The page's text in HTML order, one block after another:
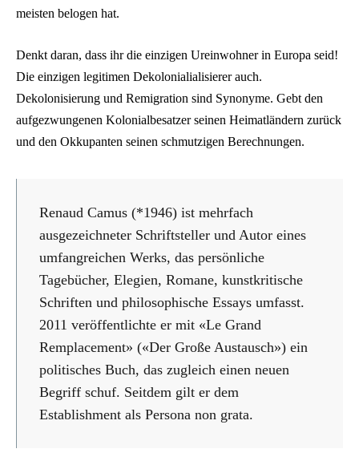
meisten belogen hat.
Denkt daran, dass ihr die einzigen Ureinwohner in Europa seid!
Die einzigen legitimen Dekolonialialisierer auch.
Dekolonisierung und Remigration sind Synonyme. Gebt den
aufgezwungenen Kolonialbesatzer seinen Heimatländern zurück
und den Okkupanten seinen schmutzigen Berechnungen.
Renaud Camus (*1946) ist mehrfach
ausgezeichneter Schriftsteller und Autor eines
umfangreichen Werks, das persönliche
Tagebücher, Elegien, Romane, kunstkritische
Schriften und philosophische Essays umfasst.
2011 veröffentlichte er mit «Le Grand
Remplacement» («Der Große Austausch») ein
politisches Buch, das zugleich einen neuen
Begriff schuf. Seitdem gilt er dem
Establishment als Persona non grata.